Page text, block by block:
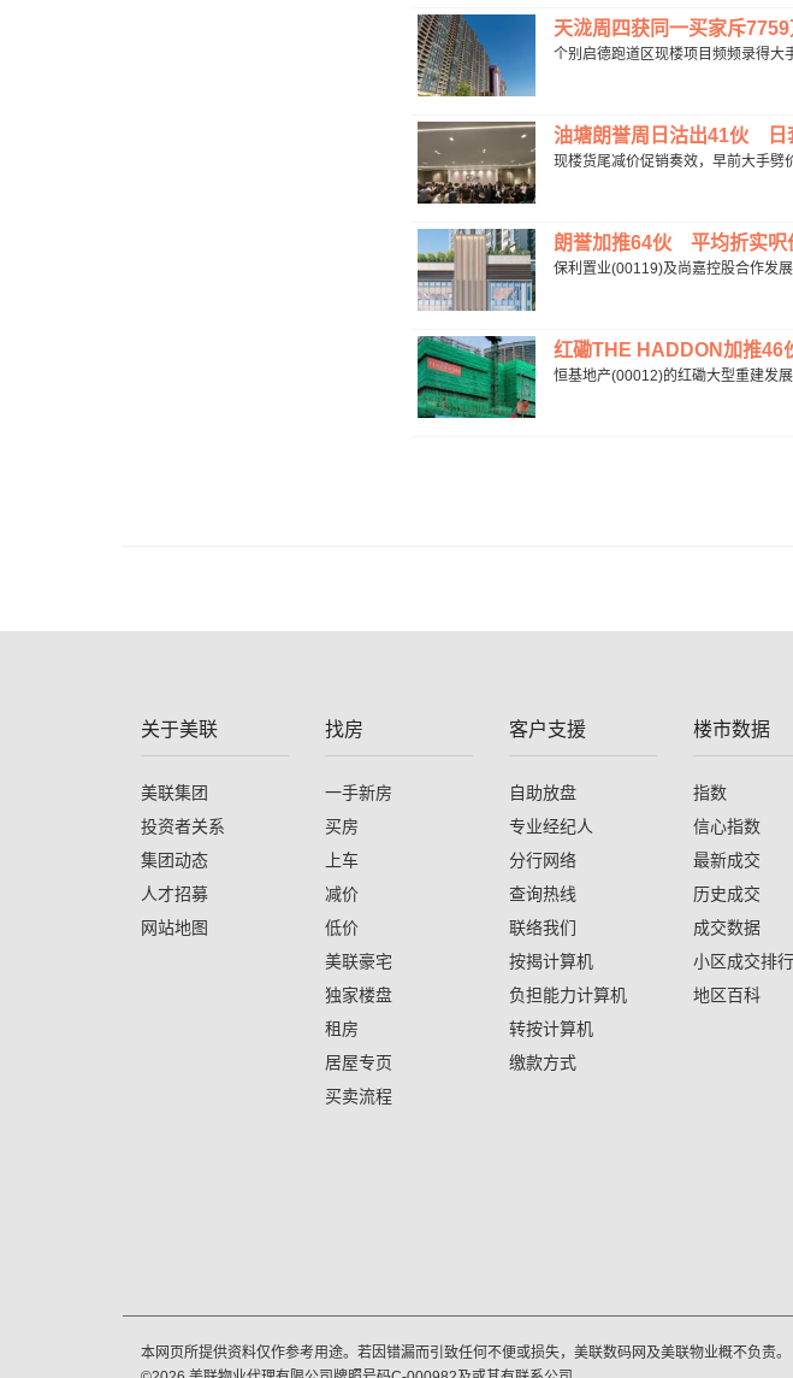
天泷周四获同一买家斥
个别启德跑道区现楼项目频频录得
油塘朗誉周日沽出41伙 日
现楼货尾减价促销奏效，早前大手
朗誉加推64伙 平均折实
保利置业(00119)及尚嘉控股合作发
红磡THE HADDON加推
恒基地产(00012)的红磡大型重建发
关于美联
美联集团
投资者关系
集团动态
人才招募
网站地图
找房
一手新房
买房
上车
减价
低价
美联豪宅
独家楼盘
租房
居屋专页
买卖流程
客户支援
自助放盘
专业经纪人
分行网络
查询热线
联络我们
按揭计算机
负担能力计算机
转按计算机
缴款方式
楼市数据
指数
信心指数
最新成交
历史成交
成交数据
小区成交排
地区百科
本网页所提供资料仅作参考用途。若因错漏而引致任何不便或损失，美联数码网及美联物业概不负责。